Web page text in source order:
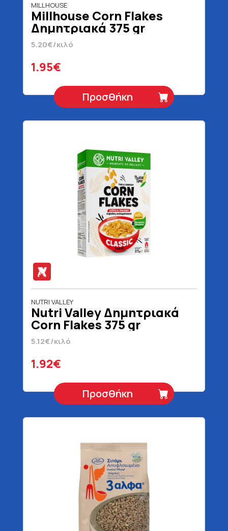
MILLHOUSE
Millhouse Corn Flakes
Δημητριακά 375 gr
5.20€/κιλό
1.95€
Προσθήκη
NUTRI VALLEY
Nutri Valley Δημητριακά
Corn Flakes 375 gr
5.12€/κιλό
1.92€
Προσθήκη